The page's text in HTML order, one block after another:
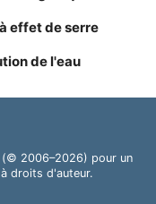
effet de serre
de l'eau
(© 2006–2026) pour un
droits d'auteur.